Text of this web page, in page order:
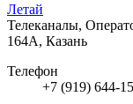
Летай
Телеканалы,
164А, Казань
Телефон
+7 (919) 644-